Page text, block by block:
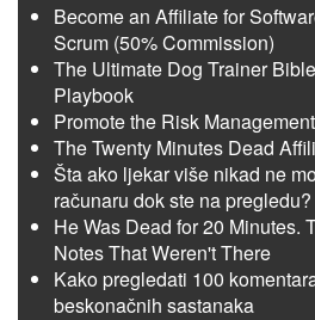
Become an Affiliate for
Scrum (50% Commission)
The Ultimate Dog Trainer
Playbook
Promote the Risk
The Twenty Minutes Dead
Šta ako ljekar više nikad ne
računaru dok ste na pregledu?
He Was Dead for 20 Minutes.
Notes That Weren't There
Kako pregledati 100
beskonačnih sastanaka